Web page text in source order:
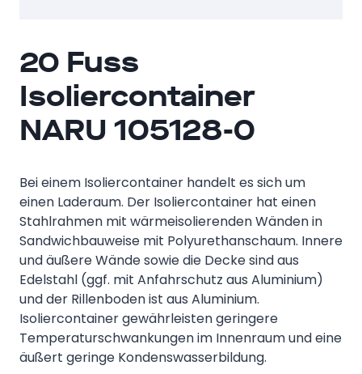
20 Fuss
Isoliercontainer
NARU 105128-0
Bei einem Isoliercontainer handelt es sich um
einen Laderaum. Der Isoliercontainer hat einen
Stahlrahmen mit wärmeisolierenden Wänden in
Sandwichbauweise mit Polyurethanschaum. Innere
und äußere Wände sowie die Decke sind aus
Edelstahl (ggf. mit Anfahrschutz aus Aluminium)
und der Rillenboden ist aus Aluminium.
Isoliercontainer gewährleisten geringere